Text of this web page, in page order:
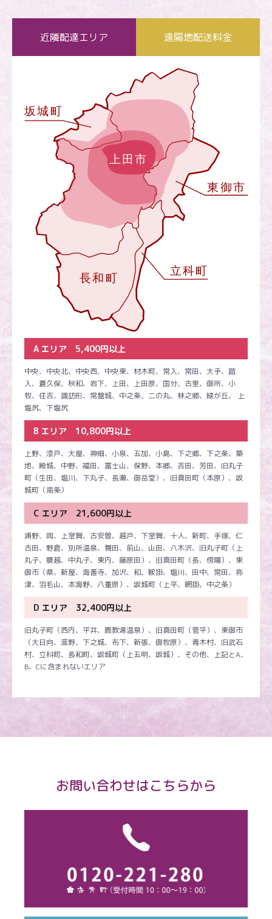
お買い物を続ける カートへ進む
近隣配達エリア 遠隔地配送料金
A エリア 5,400円以上
中央、中央北、中央西、中央東、材木町、常入、常田、大手、踏
入、蒼久保、秋和、岩下、上田、上田原、国分、古里、御所、小
牧、住吉、諏訪形、常盤城、中之条、二の丸、林之郷、緑が丘、 上
塩尻、下塩尻
B エリア 10,800円以上
上野、漆戸、大屋、神畑、小泉、五加、小島、下之郷、下之条、築
地、殿城、中野、福田、富士山、保野、本郷、吉田、芳田、旧丸子
町（生田、塩川、下丸子、長瀬、御岳堂）、旧真田町（本原）、坂
城町（南条）
C エリア 21,600円以上
浦野、岡、上室賀、古安曽、越戸、下室賀、十人、新町、手塚、仁
古田、野倉、別所温泉、舞田、前山、山田、八木沢、旧丸子町（上
丸子、腰越、中丸子、東内、藤原田）、旧真田町（長、傍陽）、東
御市（県、新屋、海善寺、加沢、和、鞍掛、塩川、田中、常田、祢
津、羽毛山、本海野、八重原）、坂城町（上平、網掛、中之条）
D エリア 32,400円以上
旧丸子町（西内、平井、鹿教湯温泉）、旧真田町（菅平）、東御市
（大日向、滋野、下之城、布下、新張、御牧原）、青木村、旧武石
村、立科町、長和町、坂城町（上五明、坂城）、その他、上記とA、
B、Cに含まれないエリア
お問い合わせはこちらから